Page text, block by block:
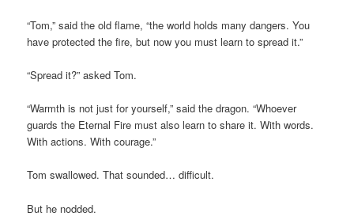
“Tom,” said the old flame, “the world holds many dangers. You
have protected the fire, but now you must learn to spread it.”
“Spread it?” asked Tom.
“Warmth is not just for yourself,” said the dragon. “Whoever
guards the Eternal Fire must also learn to share it. With words.
With actions. With courage.”
Tom swallowed. That sounded… difficult.
But he nodded.